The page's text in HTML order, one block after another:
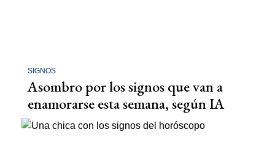
SIGNOS
Asombro por los signos que van a
enamorarse esta semana, según IA